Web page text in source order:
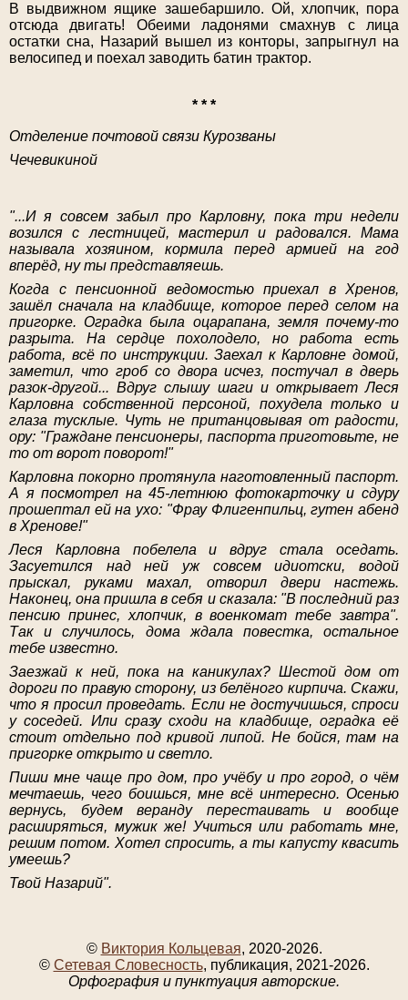
В выдвижном ящике зашебаршило. Ой, хлопчик, пора
отсюда двигать! Обеими ладонями смахнув с лица
остатки сна, Назарий вышел из конторы, запрыгнул на
велосипед и поехал заводить батин трактор.
* * *
Отделение почтовой связи Курозваны
Чечевикиной
"...И я совсем забыл про Карловну, пока три недели
возился с лестницей, мастерил и радовался. Мама
называла хозяином, кормила перед армией на год
вперёд, ну ты представляешь.
Когда с пенсионной ведомостью приехал в Хренов,
зашёл сначала на кладбище, которое перед селом на
пригорке. Оградка была оцарапана, земля почему-то
разрыта. На сердце похолодело, но работа есть
работа, всё по инструкции. Заехал к Карловне домой,
заметил, что гроб со двора исчез, постучал в дверь
разок-другой... Вдруг слышу шаги и открывает Леся
Карловна собственной персоной, похудела только и
глаза тусклые. Чуть не пританцовывая от радости,
ору: "Граждане пенсионеры, паспорта приготовьте, не
то от ворот поворот!"
Карловна покорно протянула наготовленный паспорт.
А я посмотрел на 45-летнюю фотокарточку и сдуру
прошептал ей на ухо: "Фрау Флигенпильц, гутен абенд
в Хренове!"
Леся Карловна побелела и вдруг стала оседать.
Засуетился над ней уж совсем идиотски, водой
прыскал, руками махал, отворил двери настежь.
Наконец, она пришла в себя и сказала: "В последний раз
пенсию принес, хлопчик, в военкомат тебе завтра".
Так и случилось, дома ждала повестка, остальное
тебе известно.
Заезжай к ней, пока на каникулах? Шестой дом от
дороги по правую сторону, из белёного кирпича. Скажи,
что я просил проведать. Если не достучишься, спроси
у соседей. Или сразу сходи на кладбище, оградка её
стоит отдельно под кривой липой. Не бойся, там на
пригорке открыто и светло.
Пиши мне чаще про дом, про учёбу и про город, о чём
мечтаешь, чего боишься, мне всё интересно. Осенью
вернусь, будем веранду перестаивать и вообще
расширяться, мужик же! Учиться или работать мне,
решим потом. Хотел спросить, а ты капусту квасить
умеешь?
Твой Назарий".
© Виктория Кольцевая, 2020-2026.
© Сетевая Словесность, публикация, 2021-2026.
Орфография и пунктуация авторские.